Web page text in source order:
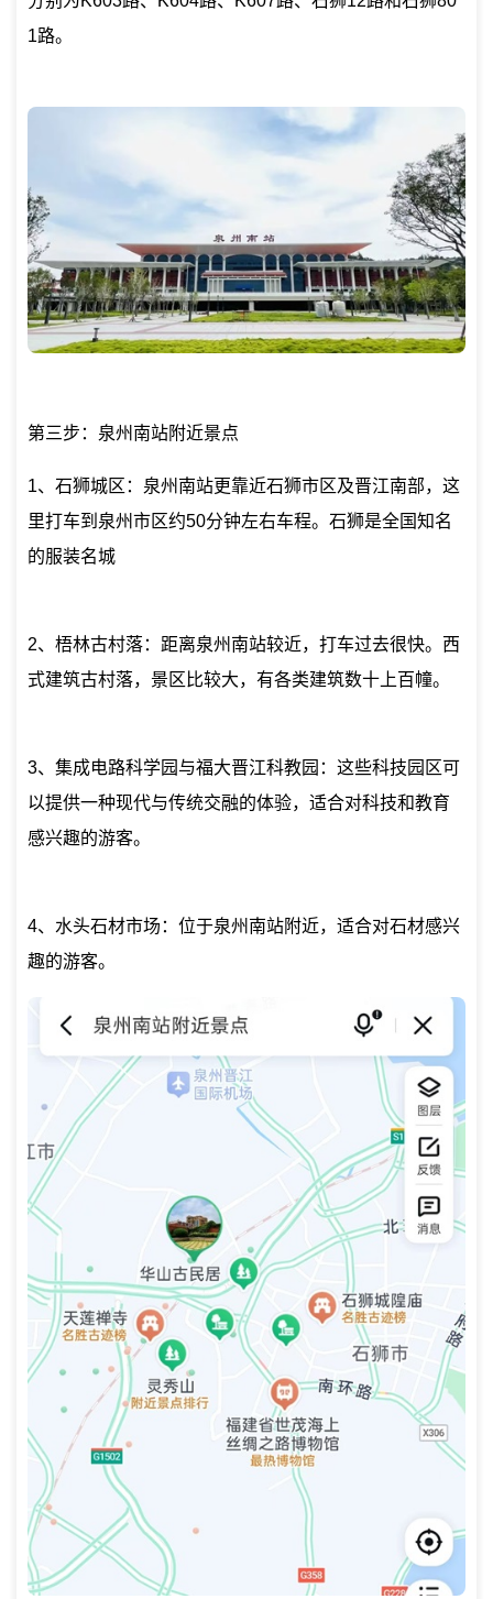
1路。
第三步：泉州南站附近景点
1、石狮城区：泉州南站更靠近石狮市区及晋江南部，这
里打车到泉州市区约50分钟左右车程。石狮是全国知名
的服装名城
2、梧林古村落：距离泉州南站较近，打车过去很快。西
式建筑古村落，景区比较大，有各类建筑数十上百幢。
3、集成电路科学园与福大晋江科教园：这些科技园区可
以提供一种现代与传统交融的体验，适合对科技和教育
感兴趣的游客。
4、水头石材市场：位于泉州南站附近，适合对石材感兴
趣的游客。